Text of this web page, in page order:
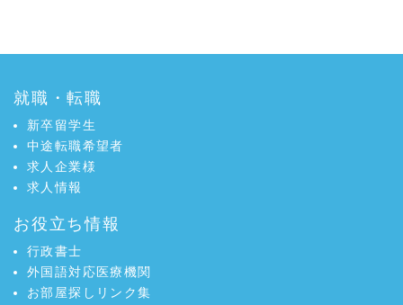
就職・転職
新卒留学生
中途転職希望者
求人企業様
求人情報
お役立ち情報
行政書士
外国語対応医療機関
お部屋探しリンク集